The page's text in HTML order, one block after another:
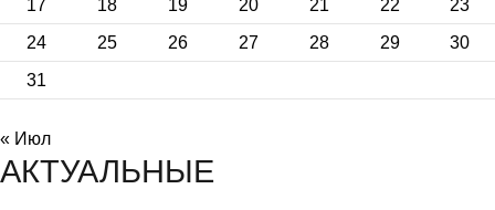
17
18 19 20 21 22
23
24
25 26 27 28 29
30
31
« Июл
АКТУАЛЬНЫЕ